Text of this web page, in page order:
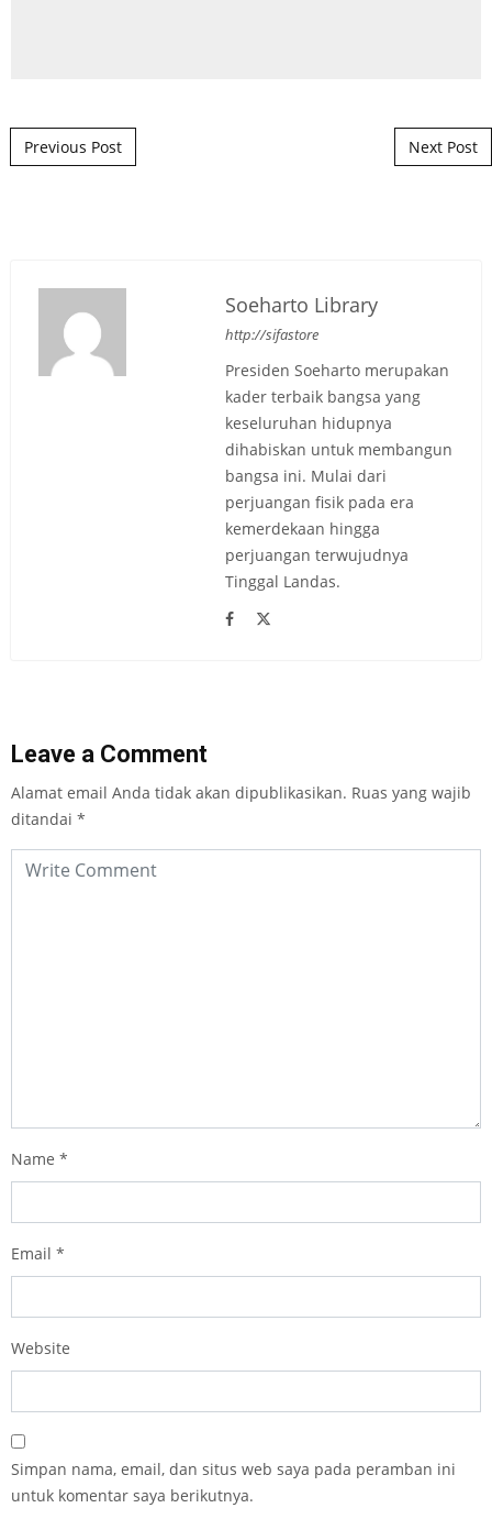
Post navigation
Previous Post Next Post
Soeharto Library
http://sifastore
Presiden Soeharto merupakan
kader terbaik bangsa yang
keseluruhan hidupnya
dihabiskan untuk membangun
bangsa ini. Mulai dari
perjuangan fisik pada era
kemerdekaan hingga
perjuangan terwujudnya
Tinggal Landas.
Leave a Comment
Alamat email Anda tidak akan dipublikasikan. Ruas yang wajib
ditandai *
Name *
Email *
Website
Simpan nama, email, dan situs web saya pada peramban ini
untuk komentar saya berikutnya.